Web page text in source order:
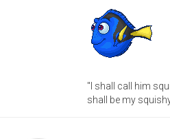
"I shall call him
shall be my